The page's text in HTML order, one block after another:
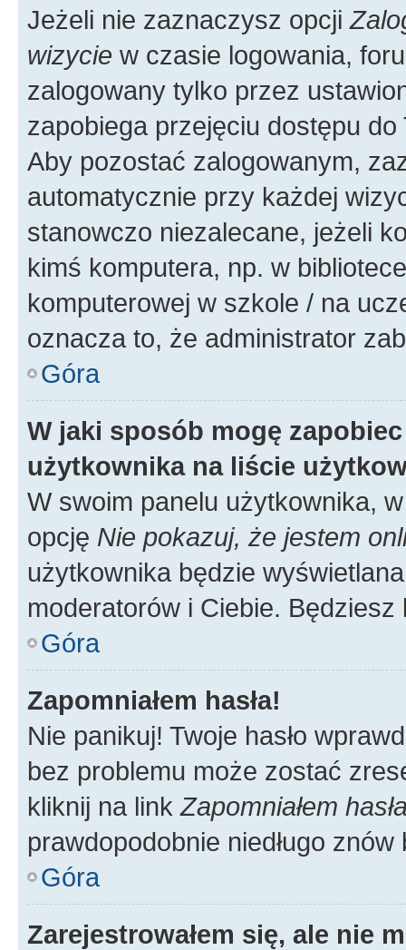
Jeżeli nie zaznaczysz opcji
wizycie w czasie logowania,
zalogowany tylko przez
zapobiega przejęciu dostępu
Aby pozostać zalogowanym,
automatycznie przy każdej
stanowczo niezalecane, jeżeli
kimś komputera, np. w
komputerowej w szkole / na
oznacza to, że administrator
Góra
W jaki sposób mogę
użytkownika na liście
W swoim panelu użytkownika,
opcję Nie pokazuj, że jestem
użytkownika będzie
moderatorów i Ciebie.
Góra
Zapomniałem hasła!
Nie panikuj! Twoje hasło
bez problemu może zostać
kliknij na link Zapomniałem
prawdopodobnie niedługo
Góra
Zarejestrowałem się, ale nie